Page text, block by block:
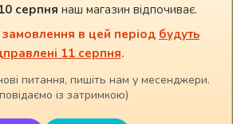
підійде для хлопця або чоловіка!
мл
серпня наш магазин відпочиває.
в цей період будуть
11 серпня.
питання, пишіть нам у месенджери.
із затримкою)